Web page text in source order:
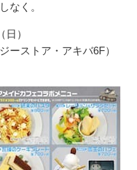
なく。
日）
ーストア・アキバ6F）